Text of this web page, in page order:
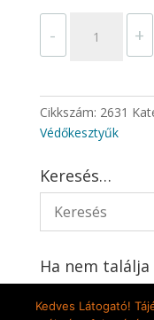
-
PIROS
+
Cikkszám: 2631
Védőkesztyűk
Keresés…
Ha nem
Kedves Látogató!